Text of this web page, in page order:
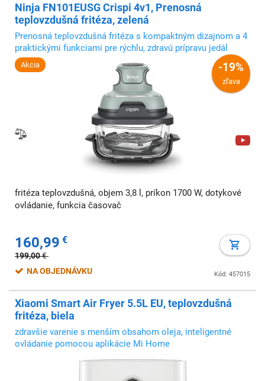
Ninja FN101EUSG Crispi 4v1, Prenosná
teplovzdušná fritéza, zelená
Prenosná teplovzdušná fritéza s kompaktným dizajnom a 4
praktickými funkciami pre rýchlu, zdravú prípravu jedál
Akcia -19%
zľava
fritéza teplovzdušná, objem 3,8 l, príkon 1700 W, dotykové
ovládanie, funkcia časovač
160,99 €
199,00€
Kód: 457015
NA OBJEDNÁVKU
Xiaomi Smart Air Fryer 5.5L EU, teplovzdušná
fritéza, biela
zdravšie varenie s menším obsahom oleja, inteligentné
ovládanie pomocou aplikácie Mi Home